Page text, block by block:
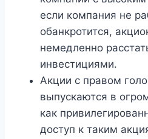
если компания не
обанкротится,
немедленно
инвестициями.
Акции с правом
выпускаются в
как
доступ к таким